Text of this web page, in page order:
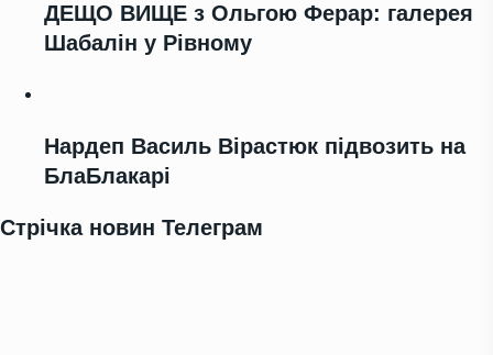
ДЕЩО ВИЩЕ з Ольгою Ферар: галерея
Шабалін у Рівному
Нардеп Василь Вірастюк підвозить на
БлаБлакарі
Стрічка новин Телеграм